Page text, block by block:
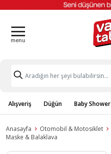
Alışveriş Düğün Baby Shower
Anasayfa Otomobil & Motosiklet
Maske & Balaklava